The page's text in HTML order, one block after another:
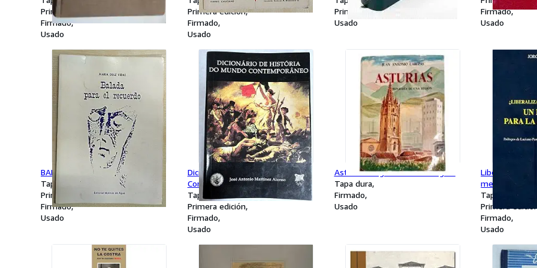
Primera edición
Firmado
Usado
Primera edición
Firmado
Usado
Primera edición
Usado
Firmado
Usado
BALADA PARA EL RECUERDO
Tapa blanda
Primera edición
Firmado
Usado
Dicionario de Historia do Mundo
Contemporaneo
Tapa blanda
Primera edición
Firmado
Usado
Asturias biografía de una región
Tapa dura
Firmado
Usado
Liberalización
mercado para
Tapa blanda
Primera edición
Firmado
Usado